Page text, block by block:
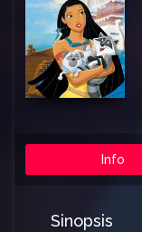
Info
Sinopsis